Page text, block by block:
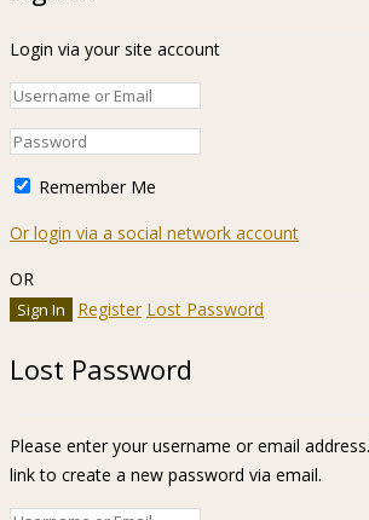
Login via your site account
Remember Me
Or login via a social network account
OR
Register Lost Password
Lost Password
Please enter your username or email
link to create a new password via email.